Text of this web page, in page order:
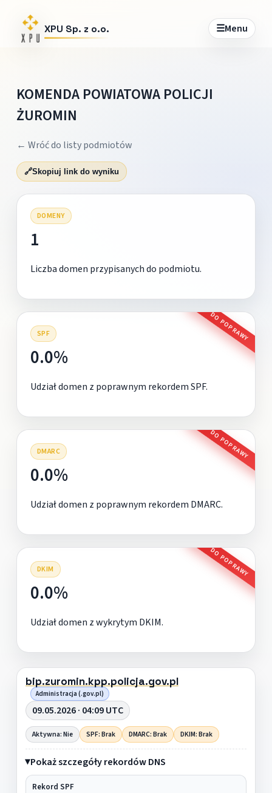
XPU Sp. z o.o. ☰Menu
KOMENDA POWIATOWA POLICJI
ŻUROMIN
← Wróć do listy podmiotów
🔗Skopiuj link do wyniku
DOMENY
1
Liczba domen przypisanych do podmiotu.
SPF DO POPRAWY
0.0%
Udział domen z poprawnym rekordem SPF.
DMARC DO POPRAWY
0.0%
Udział domen z poprawnym rekordem DMARC.
DKIM DO POPRAWY
0.0%
Udział domen z wykrytym DKIM.
bip.zuromin.kpp.policja.gov.pl
Administracja (.gov.pl)
09.05.2026 · 04:09 UTC
Aktywna: Nie SPF: Brak DMARC: Brak DKIM: Brak
Pokaż szczegóły rekordów DNS
Rekord SPF